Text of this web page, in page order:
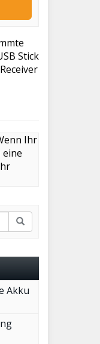
Stick
Ihr
eine
Akku